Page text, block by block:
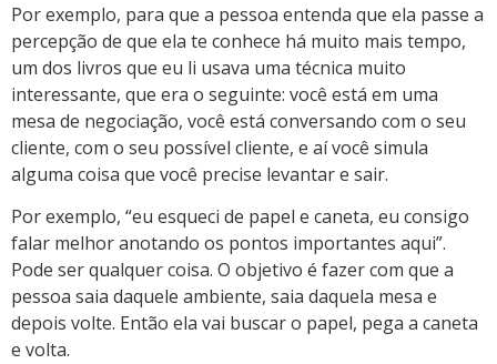
Por exemplo, para que a pessoa entenda que ela passe a
percepção de que ela te conhece há muito mais tempo,
um dos livros que eu li usava uma técnica muito
interessante, que era o seguinte: você está em uma
mesa de negociação, você está conversando com o seu
cliente, com o seu possível cliente, e aí você simula
alguma coisa que você precise levantar e sair.
Por exemplo, “eu esqueci de papel e caneta, eu consigo
falar melhor anotando os pontos importantes aqui”.
Pode ser qualquer coisa. O objetivo é fazer com que a
pessoa saia daquele ambiente, saia daquela mesa e
depois volte. Então ela vai buscar o papel, pega a caneta
e volta.